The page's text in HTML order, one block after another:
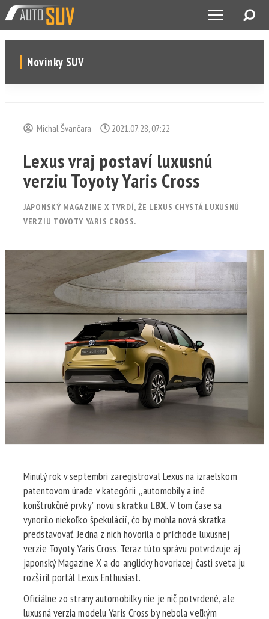
Novinky SUV
Michal Švančara 2021.07.28, 07:22
Lexus vraj postaví luxusnú
verziu Toyoty Yaris Cross
JAPONSKÝ MAGAZINE X TVRDÍ, ŽE LEXUS CHYSTÁ LUXUSNÚ
VERZIU TOYOTY YARIS CROSS.
Minulý rok v septembri zaregistroval Lexus na izraelskom
patentovom úrade v kategórii ,,automobily a iné
konštrukčné prvky” novú skratku LBX. V tom čase sa
vynorilo niekoľko špekulácií, čo by mohla nová skratka
predstavovať. Jedna z nich hovorila o príchode luxusnej
verzie Toyoty Yaris Cross. Teraz túto správu potvrdzuje aj
japonský Magazine X a do anglicky hovoriacej časti sveta ju
rozšíril portál Lexus Enthusiast.
Oficiálne zo strany automobilky nie je nič potvrdené, ale
luxusná verzia modelu Yaris Cross by nebola veľkým